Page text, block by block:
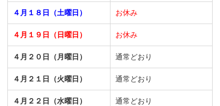
４月１８日（土曜日） お休み
４月１９日（日曜日） お休み
４月２０日（月曜日） 通常どおり
４月２１日（火曜日） 通常どおり
４月２２日（水曜日） 通常どおり